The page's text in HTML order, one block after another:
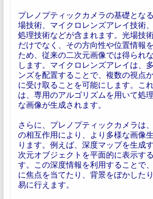
プレノプティックカメラの基礎とな
場技術、マイクロレンズアレイ技術
処理技術などが含まれます。光場技
だけでなく、その方向性や位置情報
ため、従来の二次元画像では得られ
します。マイクロレンズアレイは、
ンズを配置することで、複数の視点
に受け取ることを可能にします。こ
は、専用のアルゴリズムを用いて処
な画像が生成されます。
さらに、プレノプティックカメラは
の相互作用により、より多様な画像
ります。例えば、深度マップを生成
次元オブジェクトを平面的に表示す
す。この深度情報を利用することで
に焦点を当てたり、背景をぼかした
易に行えます。